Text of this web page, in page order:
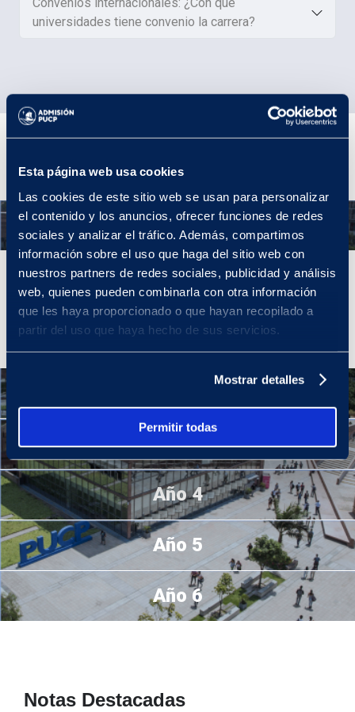
Esta página web usa cookies
Las cookies de este sitio web se usan para personalizar
el contenido y los anuncios, ofrecer funciones de redes
sociales y analizar el tráfico. Además, compartimos
información sobre el uso que haga del sitio web con
nuestros partners de redes sociales, publicidad y análisis
web, quienes pueden combinarla con otra información
que les haya proporcionado o que hayan recopilado a
partir del uso que haya hecho de sus servicios.
Mostrar detalles
Permitir todas
universidades tiene convenio la carrera?
Plan de Estudios
Año 1
Año 1
En el primer año llevarás cursos de Formación General que
constituyen el bloque introductorio de la carrera, como dibujo y
representación.
Año 3
Año 4
Año 5
Año 6
Notas Destacadas